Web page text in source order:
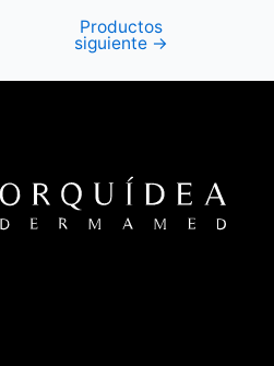
Productos
siguiente →